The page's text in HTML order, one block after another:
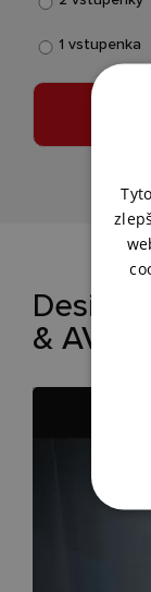
1 vstupenka
Design
& AV